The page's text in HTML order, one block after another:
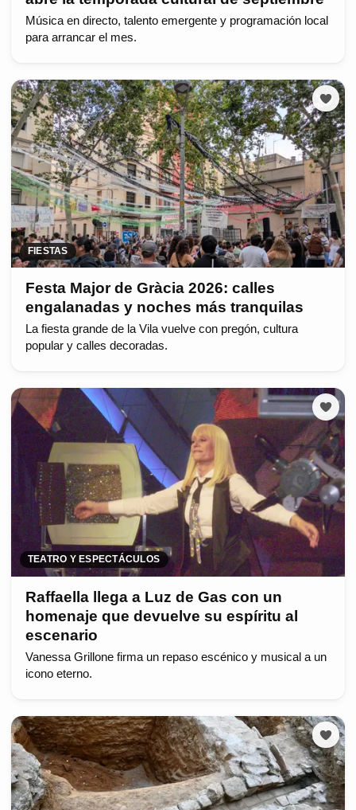
Música en directo, talento emergente y programación local
para arrancar el mes.
FIESTAS
Festa Major de Gràcia 2026: calles
engalanadas y noches más tranquilas
La fiesta grande de la Vila vuelve con pregón, cultura
popular y calles decoradas.
TEATRO Y ESPECTÁCULOS
Raffaella llega a Luz de Gas con un
homenaje que devuelve su espíritu al
escenario
Vanessa Grillone firma un repaso escénico y musical a un
icono eterno.